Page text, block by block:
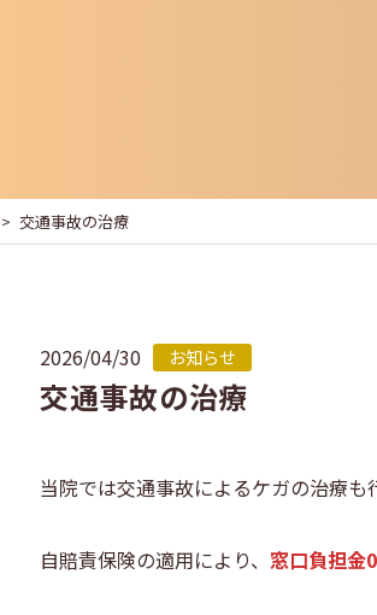
交通事故の治療
2026/04/30 お知らせ
交通事故の治療
当院では交通事故によるケガの治療も
自賠責保険の適用により、 窓口負担金